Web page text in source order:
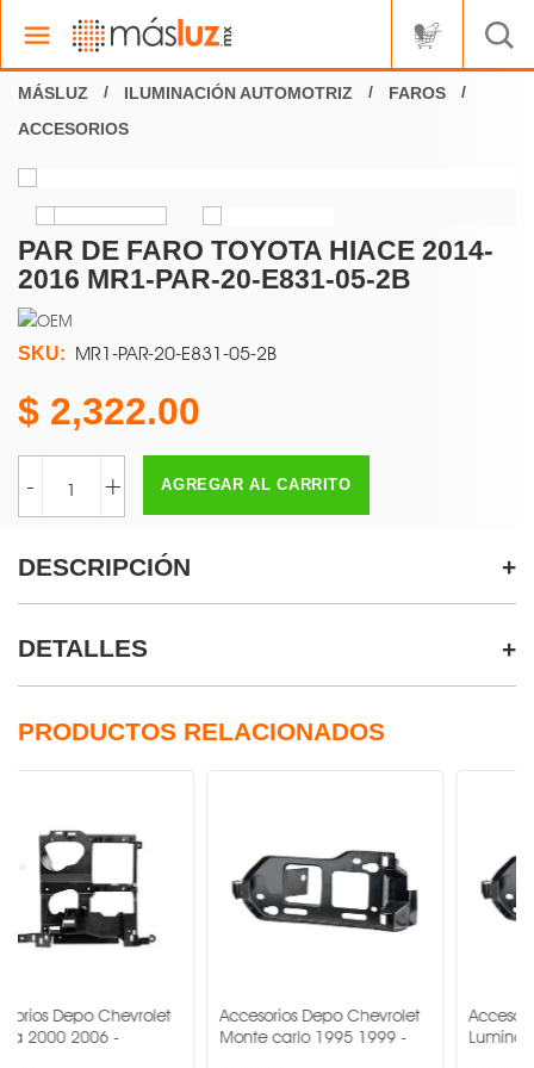
ILUMINACIÓN AUTOMOTRIZ
FAROS
ACCESORIOS
PAR DE FARO TOYOTA HIACE 2014-
2016 MR1-PAR-20-E831-05-2B
SKU: MR1-PAR-20-E831-05-2B
2,322.00
- + AGREGAR AL CARRITO
DESCRIPCIÓN
DETALLES
PRODUCTOS RELACIONADOS
Chevrolet
-
Accesorios Depo Chevrolet
Monte carlo 1995 1999 -
Accesorios Depo
Lumina 1995 2001